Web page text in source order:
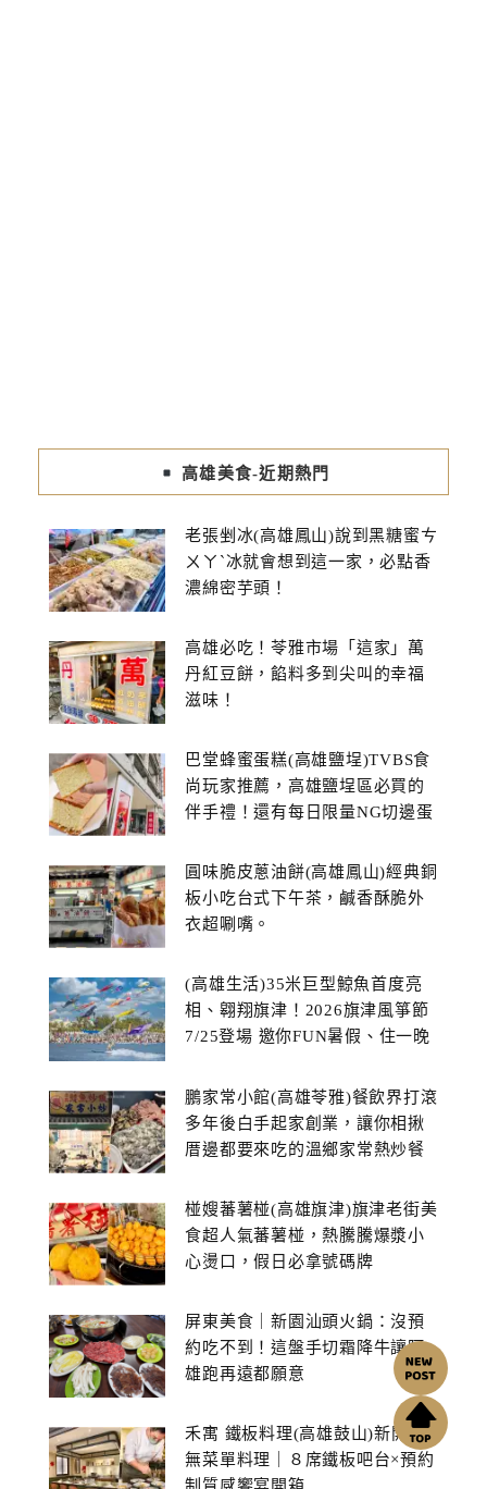
高雄美食-近期熱門
老張剉冰(高雄鳳山)說到黑糖蜜ㄘ
ㄨㄚˋ冰就會想到這一家，必點香
濃綿密芋頭！
高雄必吃！苓雅市場「這家」萬
丹紅豆餅，餡料多到尖叫的幸福
滋味！
巴堂蜂蜜蛋糕(高雄鹽埕)TVBS食
尚玩家推薦，高雄鹽埕區必買的
伴手禮！還有每日限量NG切邊蛋
圓味脆皮蔥油餅(高雄鳳山)經典銅
板小吃台式下午茶，鹹香酥脆外
衣超唰嘴。
(高雄生活)35米巨型鯨魚首度亮
相、翱翔旗津！2026旗津風箏節
7/25登場 邀你FUN暑假、住一晚
鵬家常小館(高雄苓雅)餐飲界打滾
多年後白手起家創業，讓你相揪
厝邊都要來吃的溫鄉家常熱炒餐
椪嫂蕃薯椪(高雄旗津)旗津老街美
食超人氣蕃薯椪，熱騰騰爆漿小
心燙口，假日必拿號碼牌
屏東美食｜新園汕頭火鍋：沒預
約吃不到！這盤手切霜降牛讓阿
雄跑再遠都願意
禾寓 鐵板料理(高雄鼓山)新開幕
無菜單料理｜８席鐵板吧台×預約
制質感饗宴開箱